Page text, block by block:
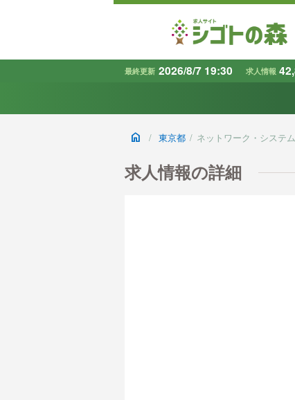
最終更新 2026/8/7 19:30 求人情報
条件から探す
地域
キーワード
home / 東京都 / ネットワーク・システ
求人情報の詳細